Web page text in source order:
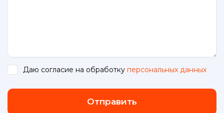
Даю согласие на обработку персональных данных
Отправить